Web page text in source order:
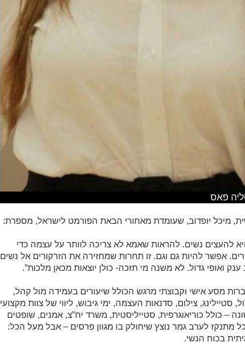
פאס
מיכל יופדוב, שעומדת מאחורי הבאת הפורמט לישראל, מספרת:
להעצים נשים. להראות שאמא לא צריכה לוותר על עצמה כדי
אפשר להיות גם וגם. זו תחרות שמחזירה את הזרקורים אל נשים
ואופי גדול. לא משנה מי תזכה- כולן יוצאות מכאן מלכות”.
מסע אישי וקבוצתי מרגש הכולל שיעורים בעמידה מול קהל,
סטיילינג, צילום, סדנאות העצמה, ימי גיבוש, ליווי של צוות מקצועי
– כולל כוריאוגרפית, סטייליסטית, משרד יח”צ, אמנים, שופטים
מתנקז לערב גמר נוצץ שיחולק בו מגוון פרסים – אבל מעל הכל:
בכוח הנשי.